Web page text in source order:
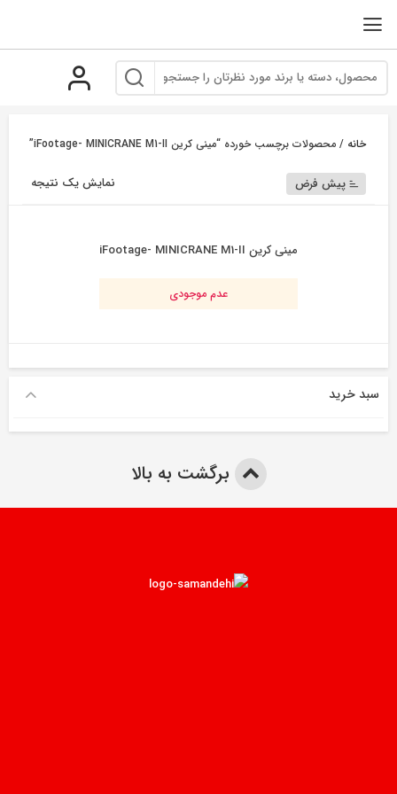
خانه / محصولات برچسب خورده “مینی کرین iFootage- MINICRANE M1-II”
نمایش یک نتیجه پیش فرض
مینی کرین iFootage- MINICRANE M1-II
عدم موجودی
سبد خرید
برگشت به بالا